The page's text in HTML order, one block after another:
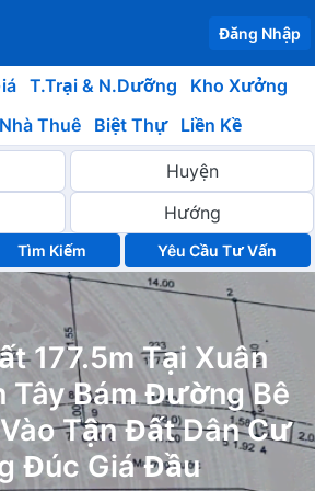
Đăng Nhập
T.Trại & N.Dưỡng
Kho Xưởng
Nhà Thuê Biệt Thự Liền Kề
Yêu Cầu Tư Vấn
177.5m Tại Xuân
Tây Bám Đường Bê
Tận Đất Dân Cư
Đúc Giá Đầu